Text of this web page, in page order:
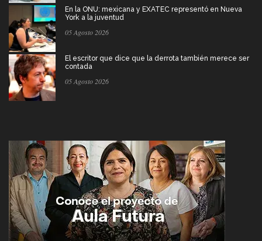
En la ONU: mexicana y EXATEC representó en Nueva
York a la juventud
05 Agosto 2026
El escritor que dice que la derrota también merece ser
contada
05 Agosto 2026